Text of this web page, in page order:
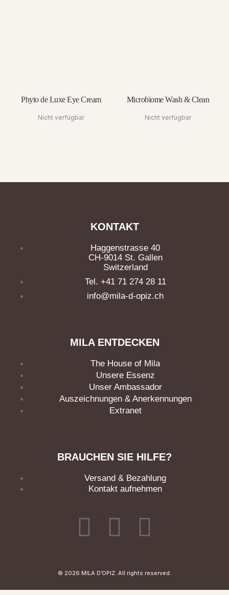
Phyto de Luxe Eye Cream
Nicht verfügbar
Microbiome Wash & Clean
Nicht verfügbar
KONTAKT
Haggenstrasse 40
CH-9014 St. Gallen
Switzerland
Tel. +41 71 274 28 11
info@mila-d-opiz.ch
MILA ENTDECKEN
The House of Mila
Unsere Essenz
Unser Ambassador
Auszeichnungen & Anerkennungen
Extranet
BRAUCHEN SIE HILFE?
Versand & Bezahlung
Kontakt aufnehmen
F
c
I
s
L
n
© 2026 MILA D’OPIZ. All rights reserved.